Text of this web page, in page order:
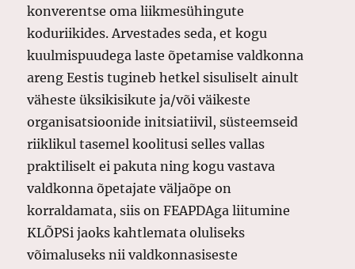
konverentse oma liikmesühingute
koduriikides. Arvestades seda, et kogu
kuulmispuudega laste õpetamise valdkonna
areng Eestis tugineb hetkel sisuliselt ainult
väheste üksikisikute ja/või väikeste
organisatsioonide initsiatiivil, süsteemseid
riiklikul tasemel koolitusi selles vallas
praktiliselt ei pakuta ning kogu vastava
valdkonna õpetajate väljaõpe on
korraldamata, siis on FEAPDAga liitumine
KLÕPSi jaoks kahtlemata oluliseks
võimaluseks nii valdkonnasiseste